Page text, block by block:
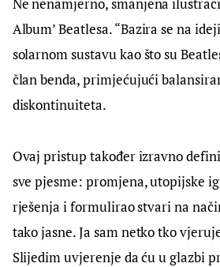
Album’ Beatlesa. “Bazira se na
solarnom sustavu kao što su
član benda, primjećujući
diskontinuiteta.
Ovaj pristup također izravno
sve pjesme: promjena, utopijske
rješenja i formulirao stvari na
tako jasne. Ja sam netko tko
Slijedim uvjerenje da ću u glazbi